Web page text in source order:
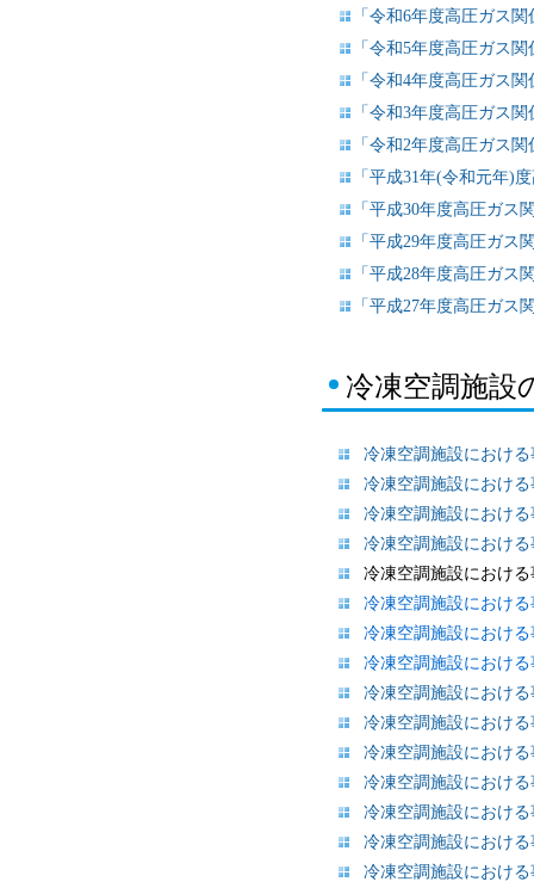
「令和6年度高圧ガス
「令和5年度高圧ガス
「令和4年度高圧ガス
「令和3年度高圧ガス
「令和2年度高圧ガス
「平成31年(令和元年)
「平成30年度高圧ガス
「平成29年度高圧ガス
「平成28年度高圧ガス
「平成27年度高圧ガス
冷凍空調施設
冷凍空調施設におけ
冷凍空調施設におけ
冷凍空調施設におけ
冷凍空調施設におけ
冷凍空調施設におけ
冷凍空調施設におけ
冷凍空調施設におけ
冷凍空調施設におけ
冷凍空調施設におけ
冷凍空調施設におけ
冷凍空調施設におけ
冷凍空調施設におけ
冷凍空調施設におけ
冷凍空調施設におけ
冷凍空調施設におけ